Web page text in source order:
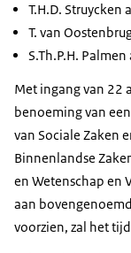
T.H.D. Struycken
T. van
S.Th.P.H.
Met ingang van 22
benoeming van
van Sociale Zaken
Binnenlandse
en Wetenschap en
aan
voorzien, zal het